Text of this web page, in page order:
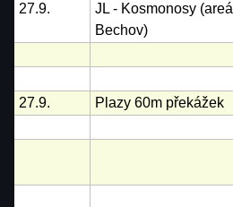
27.9.
JL - Kosmonosy (areál
Bechov)
27.9.
Plazy 60m překážek